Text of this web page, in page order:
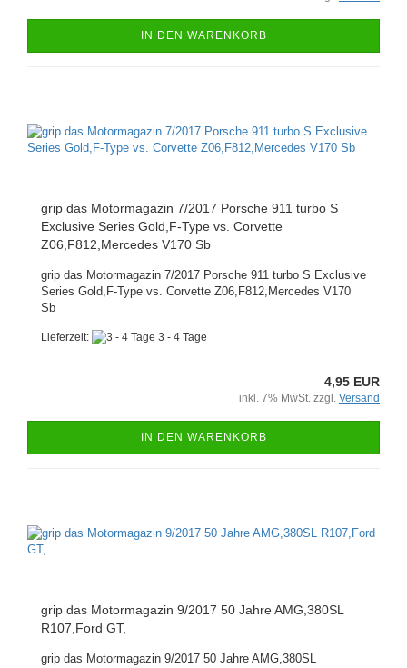
IN DEN WARENKORB
grip das Motormagazin 7/2017 Porsche 911 turbo S
Exclusive Series Gold,F-Type vs. Corvette
Z06,F812,Mercedes V170 Sb
grip das Motormagazin 7/2017 Porsche 911 turbo S Exclusive
Series Gold,F-Type vs. Corvette Z06,F812,Mercedes V170
Sb
Lieferzeit: 3 - 4 Tage
4,95 EUR
inkl. 7% MwSt. zzgl. Versand
IN DEN WARENKORB
grip das Motormagazin 9/2017 50 Jahre AMG,380SL
R107,Ford GT,
grip das Motormagazin 9/2017 50 Jahre AMG,380SL